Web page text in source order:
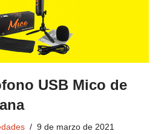
USB Mico de
9 de marzo de 2021